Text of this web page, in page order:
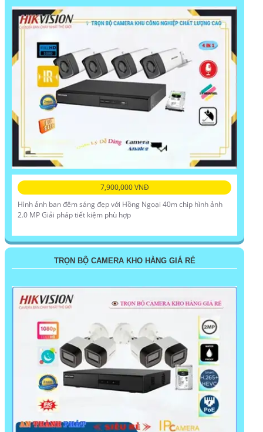
7,900,000 VNĐ
Hình ảnh ban đêm sáng đẹp với Hồng Ngoại 40m chip hình ảnh
2.0 MP Giải pháp tiết kiệm phù hợp
TRỌN BỘ CAMERA KHO HÀNG GIÁ RẺ